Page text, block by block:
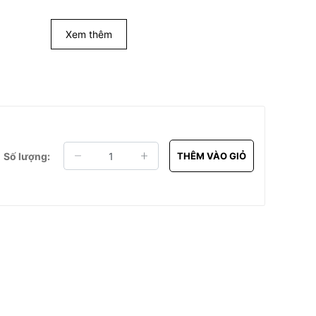
Xem thêm
Số lượng: THÊM VÀO GIỎ